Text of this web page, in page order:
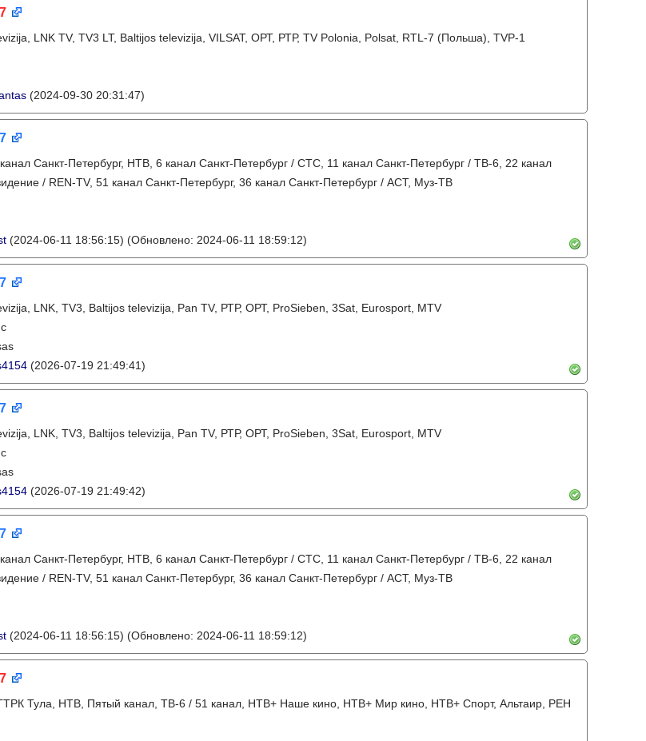
LNK TV, TV3 LT, Baltijos televizija, VILSAT, ОРТ, РТР, TV Polonia, Polsat, RTL-7 (Польша), TVP-1
(2024-09-30 20:31:47)
Санкт-Петербург, НТВ, 6 канал Санкт-Петербург / СТС, 11 канал Санкт-Петербург / ТВ-6, 22 канал
/ REN-TV, 51 канал Санкт-Петербург, 36 канал Санкт-Петербург / АСТ, Муз-ТВ
(2024-06-11 18:56:15) (Обновлено: 2024-06-11 18:59:12)
LNK, TV3, Baltijos televizija, Pan TV, РТР, ОРТ, ProSieben, 3Sat, Eurosport, MTV
(2026-07-19 21:49:41)
LNK, TV3, Baltijos televizija, Pan TV, РТР, ОРТ, ProSieben, 3Sat, Eurosport, MTV
(2026-07-19 21:49:42)
Санкт-Петербург, НТВ, 6 канал Санкт-Петербург / СТС, 11 канал Санкт-Петербург / ТВ-6, 22 канал
/ REN-TV, 51 канал Санкт-Петербург, 36 канал Санкт-Петербург / АСТ, Муз-ТВ
(2024-06-11 18:56:15) (Обновлено: 2024-06-11 18:59:12)
Тула, НТВ, Пятый канал, ТВ-6 / 51 канал, НТВ+ Наше кино, НТВ+ Мир кино, НТВ+ Спорт, Альтаир, РЕН